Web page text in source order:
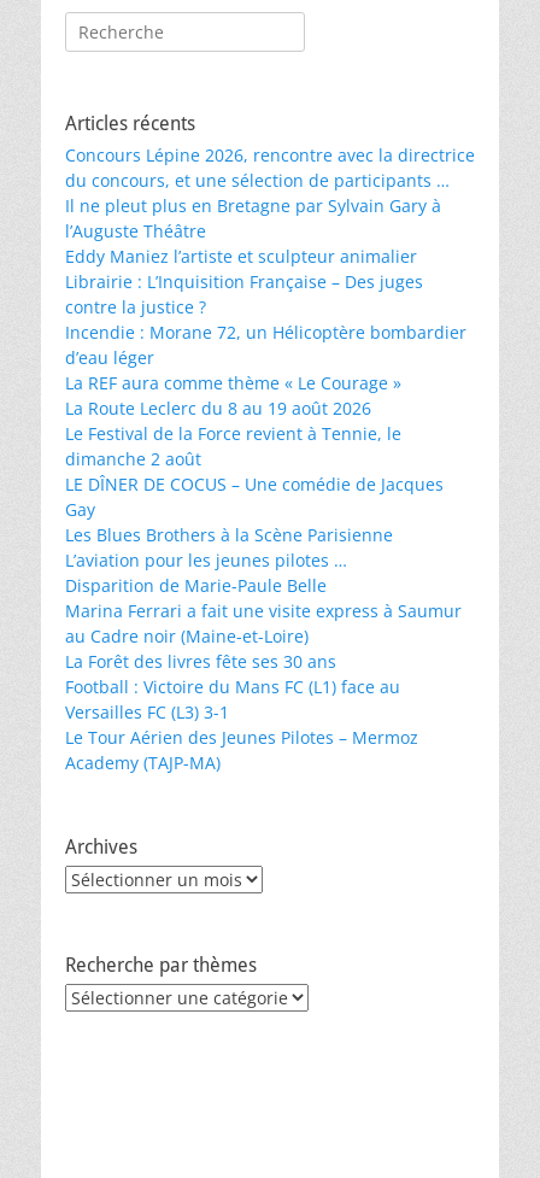
Rechercher :
Articles récents
Concours Lépine 2026, rencontre avec la directrice
du concours, et une sélection de participants …
Il ne pleut plus en Bretagne par Sylvain Gary à
l’Auguste Théâtre
Eddy Maniez l’artiste et sculpteur animalier
Librairie : L’Inquisition Française – Des juges
contre la justice ?
Incendie : Morane 72, un Hélicoptère bombardier
d’eau léger
La REF aura comme thème « Le Courage »
La Route Leclerc du 8 au 19 août 2026
Le Festival de la Force revient à Tennie, le
dimanche 2 août
LE DÎNER DE COCUS – Une comédie de Jacques
Gay
Les Blues Brothers à la Scène Parisienne
L’aviation pour les jeunes pilotes …
Disparition de Marie-Paule Belle
Marina Ferrari a fait une visite express à Saumur
au Cadre noir (Maine-et-Loire)
La Forêt des livres fête ses 30 ans
Football : Victoire du Mans FC (L1) face au
Versailles FC (L3) 3-1
Le Tour Aérien des Jeunes Pilotes – Mermoz
Academy (TAJP-MA)
Archives
Archives
Recherche par thèmes
Recherche